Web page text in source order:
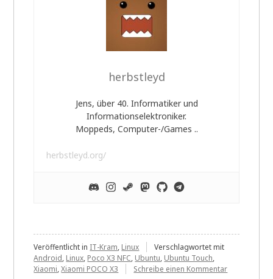
herbstleyd
Jens, über 40. Informatiker und
Informationselektroniker.
Moppeds, Computer-/Games ..
herbstleyd.org/
Veröffentlicht in IT-Kram, Linux
Verschlagwortet mit
Android, Linux, Poco X3 NFC, Ubuntu, Ubuntu Touch,
Xiaomi,Xiaomi POCO X3 Schreibe einen Kommentarzu